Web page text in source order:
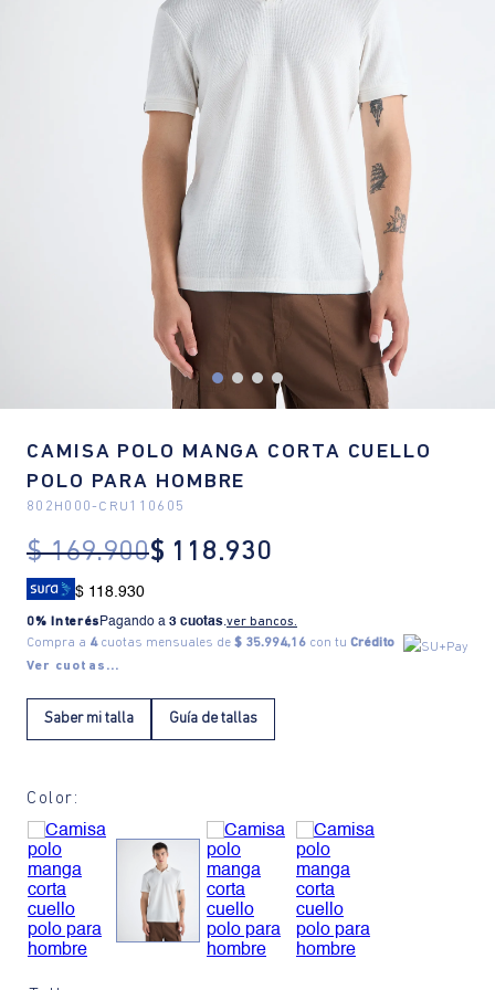
CAMISA POLO MANGA CORTA CUELLO
POLO PARA HOMBRE
802H000- CRU110605
$ 169.900$ 118.930
$ 118.930
0% InterésPagando a 3 cuotas.ver bancos.
Compra a 4cuotas mensuales de $ 35.994,16 con tu Crédito
Ver cuotas...
Saber mi talla Guía de tallas
Color: